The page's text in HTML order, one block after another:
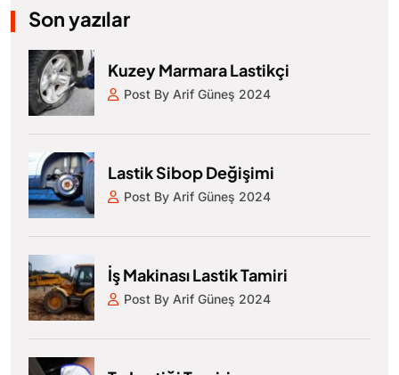
Son yazılar
Kuzey Marmara Lastikçi
Post By Arif Güneş 2024
Lastik Sibop Değişimi
Post By Arif Güneş 2024
İş Makinası Lastik Tamiri
Post By Arif Güneş 2024